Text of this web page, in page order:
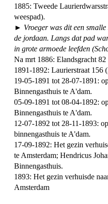
1885: Tweede
weespad).
► Vroeger was dit een smalle
de jordaan. Langs dat pad
in grote armoede leefden
Na mrt 1886: Elandsgracht 82
1891-1892: Laurierstraat 156
19-05-1891 tot 28-07-1891:
Binnengasthuis te A'dam.
05-09-1891 tot 08-04-1892:
Binnengasthuis te A'dam.
12-07-1892 tot 28-11-1893:
binnengasthuis te A'dam.
17-09-1892: Het gezin
te Amsterdam; Hendricus
Binnengasthuis.
1893: Het gezin verhuisde
Amsterdam